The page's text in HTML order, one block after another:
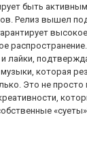
быть
Релиз вышел
лайки,
которая
Это не просто